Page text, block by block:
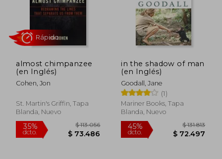
almost chimpanzee
(en Inglés)
Cohen, Jon
St. Martin's Griffin, Tapa
Blanda, Nuevo
in the shadow of man
(en Inglés)
Goodall, Jane
(1)
Mariner Books, Tapa
Blanda, Nuevo